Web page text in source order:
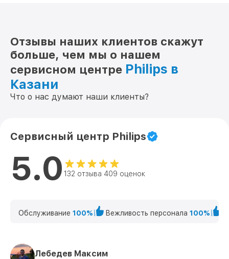
Отзывы наших клиентов скажут
больше, чем мы о нашем
сервисном центре Philips в
Казани
Что о нас думают наши клиенты?
Сервисный центр Philips
5.0 132 отзыва 409 оценок
Обслуживание 100% Вежливость персонала 100%
Лебедев Максим